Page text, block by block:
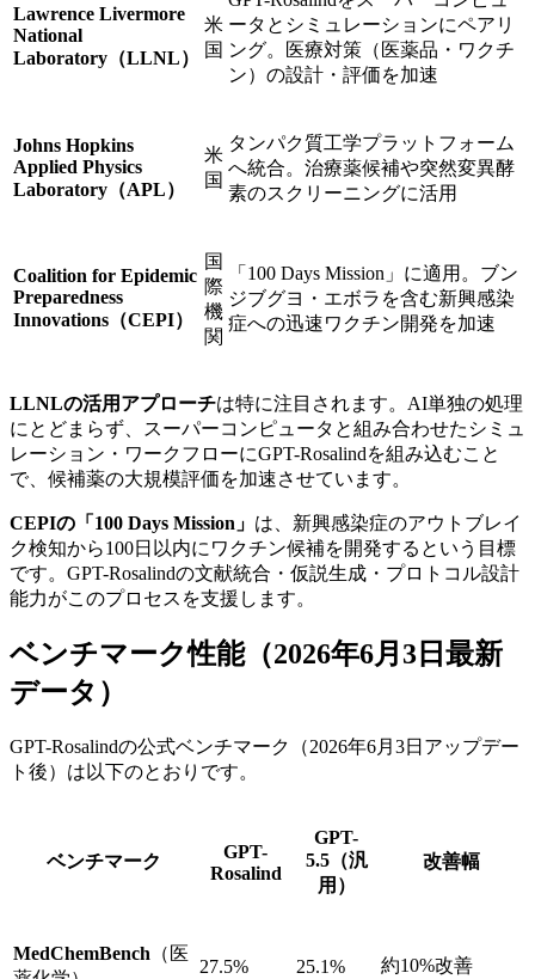
Lawrence Livermore
National
Laboratory（LLNL）
米
国
ータとシミュレーションにペアリ
ング。医療対策（医薬品・ワクチ
ン）の設計・評価を加速
Johns Hopkins
Applied Physics
Laboratory（APL）
米
国
タンパク質工学プラットフォーム
へ統合。治療薬候補や突然変異酵
素のスクリーニングに活用
Coalition for Epidemic
Preparedness
Innovations（CEPI）
国
際
機
関
「100 Days Mission」に適用。ブン
ジブグヨ・エボラを含む新興感染
症への迅速ワクチン開発を加速
LLNLの活用アプローチは特に注目されます。AI単独の処理
にとどまらず、スーパーコンピュータと組み合わせたシミュ
レーション・ワークフローにGPT-Rosalindを組み込むこと
で、候補薬の大規模評価を加速させています。
CEPIの「100 Days Mission」 は、新興感染症のアウトブレイ
ク検知から100日以内にワクチン候補を開発するという目標
です。GPT-Rosalindの文献統合・仮説生成・プロトコル設計
能力がこのプロセスを支援します。
ベンチマーク性能（2026年6月3日最新
データ）
GPT-Rosalindの公式ベンチマーク（2026年6月3日アップデー
ト後）は以下のとおりです。
ベンチマーク
GPT-
Rosalind
GPT-
5.5（汎
用）
改善幅
MedChemBench （医
27.5% 25.1% 約10%改善